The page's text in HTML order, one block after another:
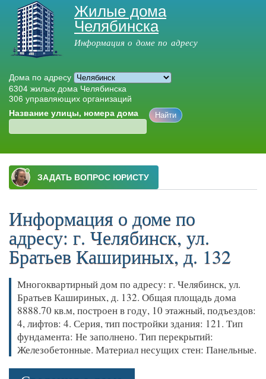
Перейти к
основному
содержанию
Жилые дома
Челябинска
Информация о доме по адресу
Дома по адресу
6304 жилых дома Челябинска
306 управляющих организаций
Название улицы, номера дома
Главное меню
Информация о доме по
адресу: г. Челябинск, ул.
Братьев Кашириных, д. 132
Многоквартирный дом по адресу: г. Челябинск, ул.
Братьев Кашириных, д. 132. Общая площадь дома
8888.70 кв.м, построен в году, 10 этажный, подъездов:
4, лифтов: 4. Серия, тип постройки здания: 121. Тип
фундамента: Не заполнено. Тип перекрытий:
Железобетонные. Материал несущих стен: Панельные.